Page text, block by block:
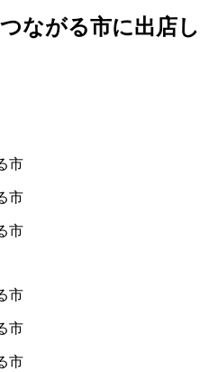
ながる市に出店し